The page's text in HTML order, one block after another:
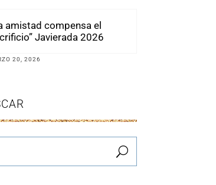
amistad compensa el
Javierada 2026
20, 2026